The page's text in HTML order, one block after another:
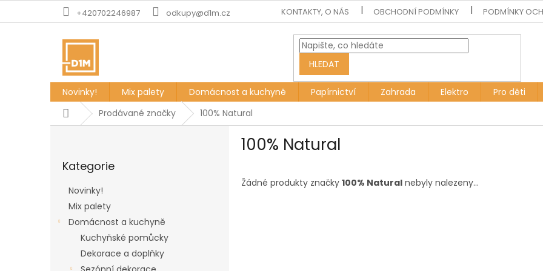
+420702246987 odkupy@d1m.cz KONTAKTY, O NÁS OBCHODNÍ PODMÍNKY PODMÍNKY
HLEDAT
Novinky! Mix palety Domácnost a kuchyně Papírnictví Zahrada Elektro Pro děti
DomůProdávané značky 100% Natural
kategorie
Kategorie
Novinky!
Mix palety
Domácnost a kuchyně
Kuchyňské pomůcky
Dekorace a doplňky
100% Natural
Žádné produkty značky 100% Natural nebyly nalezeny...